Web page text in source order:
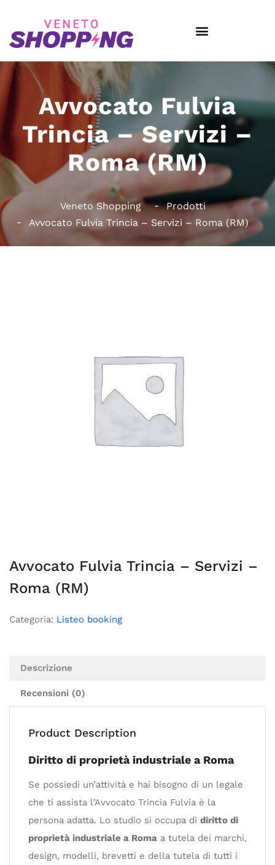
Avvocato Fulvia
Trincia – Servizi –
Roma (RM)
Veneto Shopping
Prodotti
Avvocato Fulvia Trincia – Servizi – Roma (RM)
Avvocato Fulvia Trincia – Servizi –
Roma (RM)
Categoria: Listeo booking
Descrizione
Recensioni (0)
Product Description
Diritto di proprietà industriale a Roma
Se possiedi un’attività e hai bisogno di un legale
che ti assista l’Avvocato Trincia Fulvia è la
persona adatta. Lo studio si occupa di diritto di
proprietà industriale a Roma a tutela dei marchi,
design, modelli, brevetti e della tutela di tutti i